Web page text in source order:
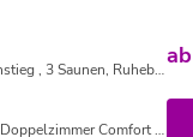
Fitnessbereich uvm.
4 Nächte - nach Verfügbarkeit
ab